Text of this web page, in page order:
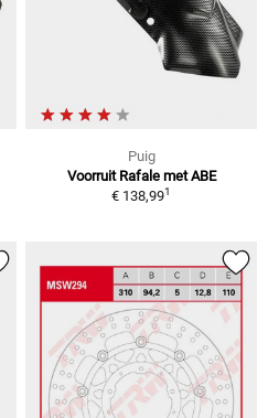
Puig
Voorruit Rafale met ABE
€ 138,991